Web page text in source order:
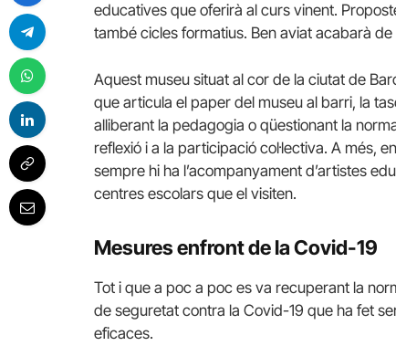
educatives que oferirà al curs vinent.
també cicles formatius. Ben aviat acabarà
Aquest museu situat al cor de la ciutat de
que articula el paper del museu al barri, la
alliberant la pedagogia o qüestionant la
reflexió i a la participació col·lectiva. A més,
sempre hi ha l’acompanyament d’artistes
centres escolars que el visiten.
Mesures enfront de la Covid-19
Tot i que a poc a poc es va recuperant la
de seguretat contra la Covid-19 que ha fet
eficaces.